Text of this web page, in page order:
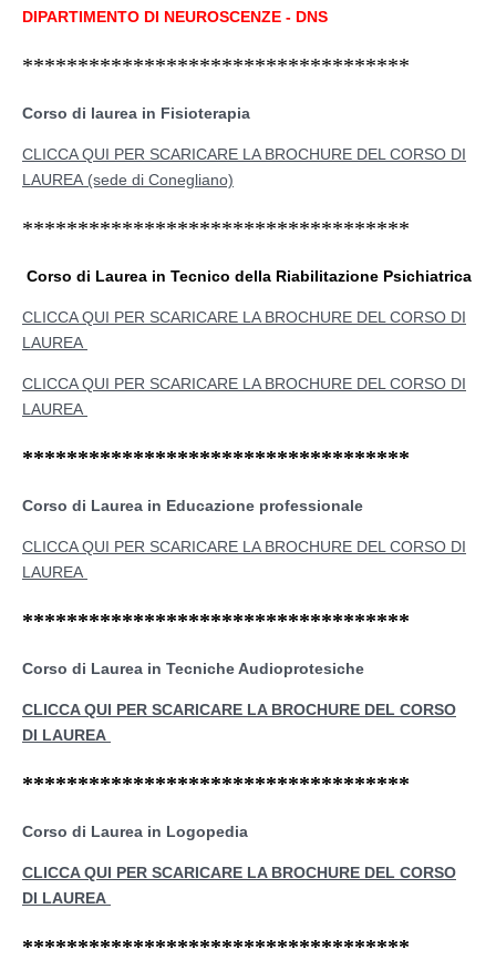
DIPARTIMENTO DI NEUROSCENZE - DNS
***********************************
Corso di laurea in Fisioterapia
CLICCA QUI PER SCARICARE LA BROCHURE DEL CORSO DI
LAUREA (sede di Conegliano)
***********************************
Corso di Laurea in Tecnico della Riabilitazione Psichiatrica
CLICCA QUI PER SCARICARE LA BROCHURE DEL CORSO DI
LAUREA
CLICCA QUI PER SCARICARE LA BROCHURE DEL CORSO DI
LAUREA
***********************************
Corso di Laurea in Educazione professionale
CLICCA QUI PER SCARICARE LA BROCHURE DEL CORSO DI
LAUREA
***********************************
Corso di Laurea in Tecniche Audioprotesiche
CLICCA QUI PER SCARICARE LA BROCHURE DEL CORSO
DI LAUREA
***********************************
Corso di Laurea in Logopedia
CLICCA QUI PER SCARICARE LA BROCHURE DEL CORSO
DI LAUREA
***********************************